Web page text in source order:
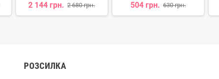
2 144 грн. 2 680 грн. 504 грн. 630 грн.
РОЗСИЛКА